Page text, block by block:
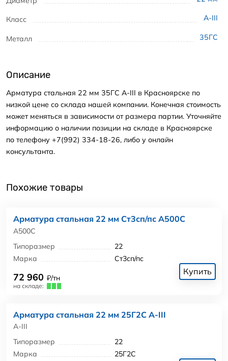
Класс А-III
Металл 35ГС
Описание
Арматура стальная 22 мм 35ГС А-III в Красноярске по
низкой цене со склада нашей компании. Конечная стоимость
может меняться в зависимости от размера партии. Уточняйте
информацию о наличии позиции на складе в Красноярске
по телефону +7(992) 334-18-26, либо у онлайн
консультанта.
Похожие товары
Арматура стальная 22 мм Ст3сп/пс А500С
А500С
Типоразмер
22
Марка
Ст3сп/пс
72 960 ₽/тн
на складе:
Купить
Арматура стальная 22 мм 25Г2С А-III
А-III
Типоразмер
22
Марка
25Г2С